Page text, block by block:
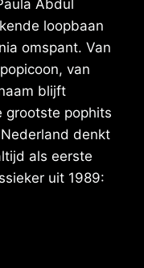
Abdul
loopbaan
omspant. Van
van
blijft
grootste pophits
denkt
als eerste
uit 1989: